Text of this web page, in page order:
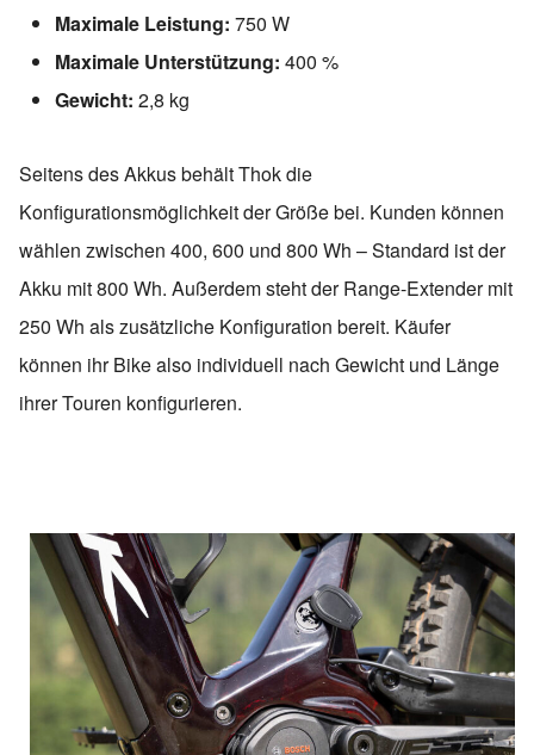
Maximale Leistung: 750 W
Maximale Unterstützung: 400 %
Gewicht: 2,8 kg
Seitens des Akkus behält Thok die
Konfigurationsmöglichkeit der Größe bei. Kunden können
wählen zwischen 400, 600 und 800 Wh – Standard ist der
Akku mit 800 Wh. Außerdem steht der Range-Extender mit
250 Wh als zusätzliche Konfiguration bereit. Käufer
können ihr Bike also individuell nach Gewicht und Länge
ihrer Touren konfigurieren.